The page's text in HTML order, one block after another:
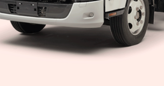
V6 acoplado a una nueva
generando 310 hp y 271 lb-pie de
Clutch y suspensión con